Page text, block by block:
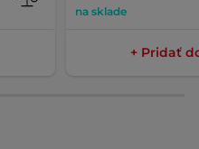
na sklade
+ Pridať